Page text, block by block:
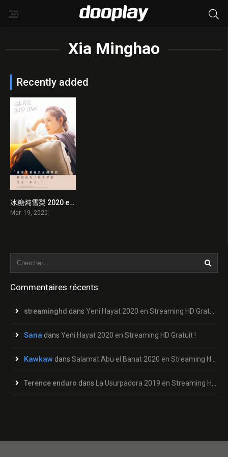
Xia Minghao
Recently added
0冰糖炖雪梨 2020 en Streaming HD Gratuit !
Mar. 19, 2020
Commentaires récents
streaminghd dans Yeni Hayat 2020 en Streaming HD Gratuit !
Sana dans Yeni Hayat 2020 en Streaming HD Gratuit !
Kawkaw dans Salamat Abu el Banat 2020 en Streaming HD Gratuit !
Terence enduro dans La Usurpadora 2019 en Streaming HD Gratuit !